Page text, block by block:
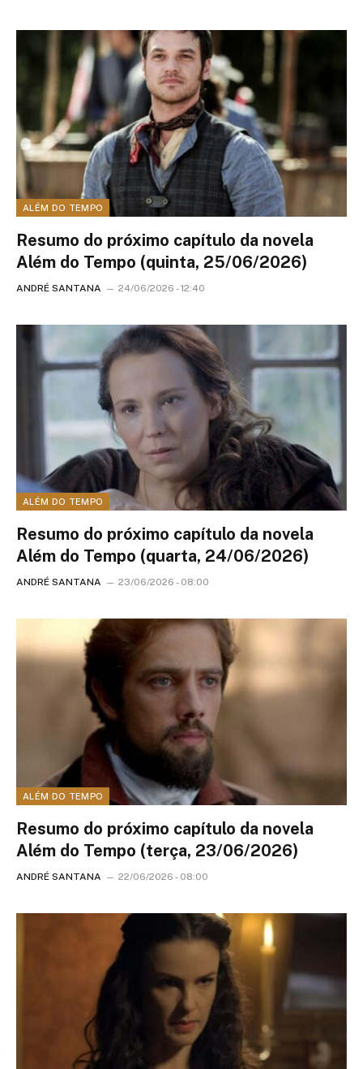
ALÉM DO TEMPO
Resumo do próximo capítulo da novela
Além do Tempo (quinta, 25/06/2026)
ANDRÉ SANTANA 24/06/2026 - 12:40
ALÉM DO TEMPO
Resumo do próximo capítulo da novela
Além do Tempo (quarta, 24/06/2026)
ANDRÉ SANTANA 23/06/2026 - 08:00
ALÉM DO TEMPO
Resumo do próximo capítulo da novela
Além do Tempo (terça, 23/06/2026)
ANDRÉ SANTANA 22/06/2026 - 08:00